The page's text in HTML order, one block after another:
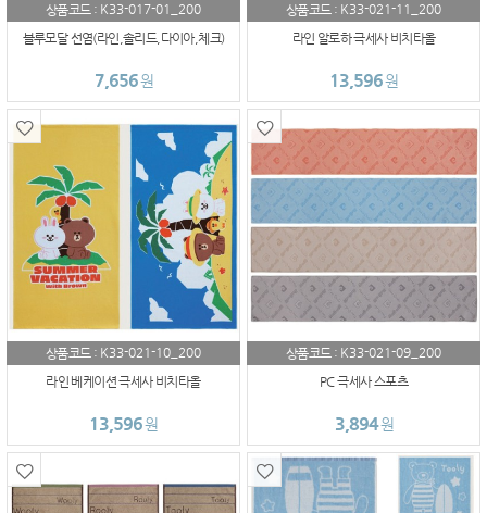
상품코드 : K33-017-01_200
블루모달 선염(라인,솔리드,다이아,체크)
7,656원
상품코드 : K33-021-11_200
라인 알로하 극세사 비치타올
13,596원
상품코드 : K33-021-10_200
라인 베케이션 극세사 비치타올
13,596원
상품코드 : K33-021-09_200
PC 극세사 스포츠
3,894원